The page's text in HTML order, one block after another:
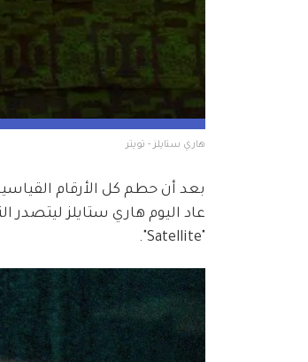
هاري ستايلز - تويتر
عاد اليوم هاري ستايلز